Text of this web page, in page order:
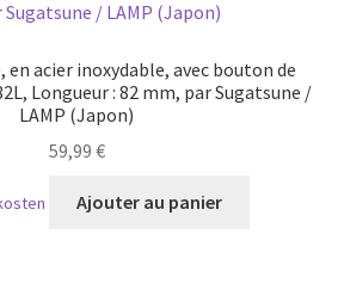
en acier inoxydable, avec bouton de
Longueur : 82 mm, par Sugatsune /
LAMP (Japon)
59,99 €
Ajouter au panier